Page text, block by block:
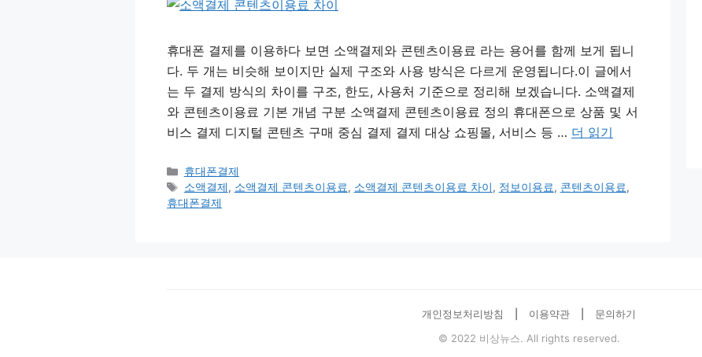
휴대폰 결제를 이용하다 보면 소액결제와 콘텐츠이용료 라는 용어를 함께 보게 됩니
다. 두 개는 비슷해 보이지만 실제 구조와 사용 방식은 다르게 운영됩니다.이 글에서
는 두 결제 방식의 차이를 구조, 한도, 사용처 기준으로 정리해 보겠습니다. 소액결제
와 콘텐츠이용료 기본 개념 구분 소액결제 콘텐츠이용료 정의 휴대폰으로 상품 및 서
비스 결제 디지털 콘텐츠 구매 중심 결제 결제 대상 쇼핑몰, 서비스 등 … 더 읽기
카
테
고
휴대폰결제
태
그
소액결제, 소액결제 콘텐츠이용료, 소액결제 콘텐츠이용료 차이, 정보이용료, 콘텐츠이용료,
휴대폰결제
개인정보처리방침 이용약관
문의하기
© 2022 비상뉴스. All rights reserved.